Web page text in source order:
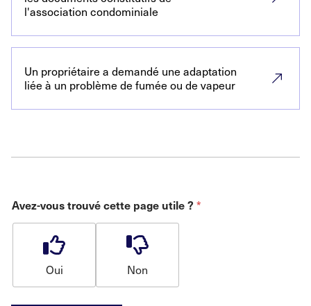
l'association condominiale
Un propriétaire a demandé une adaptation
liée à un problème de fumée ou de vapeur
Avez-vous trouvé cette page utile ? *
Oui Non